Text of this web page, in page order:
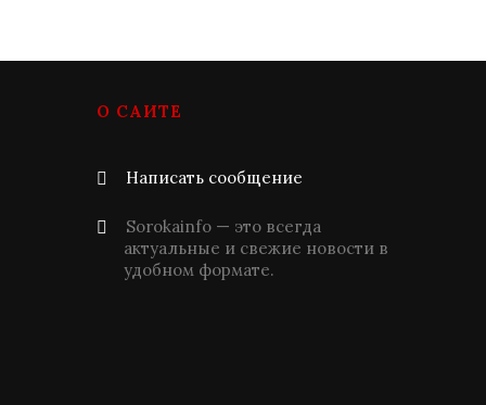
О САЙТЕ
Написать сообщение
Sorokainfo — это всегда
актуальные и свежие новости в
удобном формате.